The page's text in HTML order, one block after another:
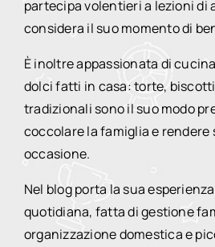
partecipa volentieri a lezioni di
considera il suo momento di
È inoltre appassionata di
dolci fatti in casa: torte,
tradizionali sono il suo modo
coccolare la famiglia e rendere
occasione.
Nel blog porta la sua
quotidiana, fatta di gestione
organizzazione domestica e